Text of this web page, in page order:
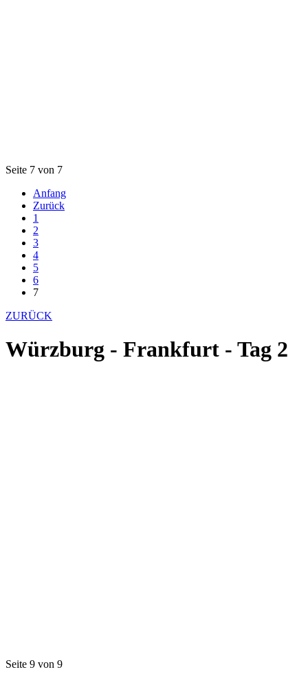
Seite 7 von 7
Anfang
Zurück
1
2
3
4
5
6
7
ZURÜCK
Würzburg - Frankfurt - Tag 2
Seite 9 von 9